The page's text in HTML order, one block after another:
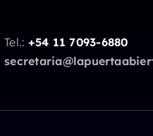
Tel.: +54 11 7093-6880